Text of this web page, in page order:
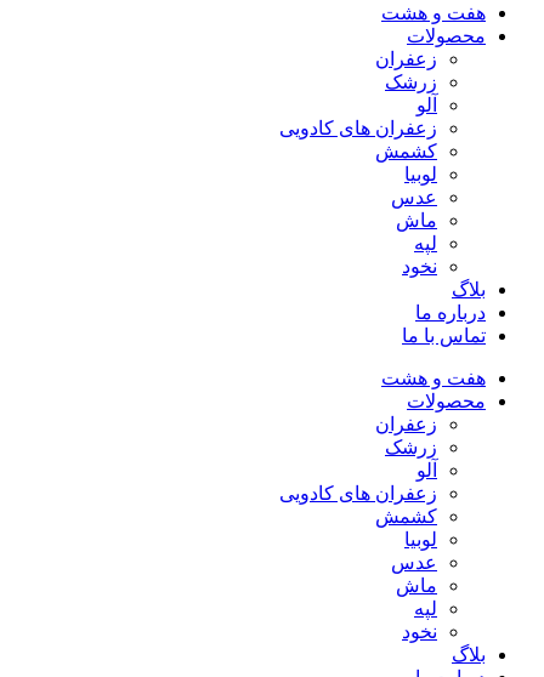
هفت و هشت
محصولات
زعفران
زرشک
آلو
زعفران های کادویی
کشمش
لوبیا
عدس
ماش
لپه
نخود
بلاگ
درباره ما
تماس با ما
هفت و هشت
محصولات
زعفران
زرشک
آلو
زعفران های کادویی
کشمش
لوبیا
عدس
ماش
لپه
نخود
بلاگ